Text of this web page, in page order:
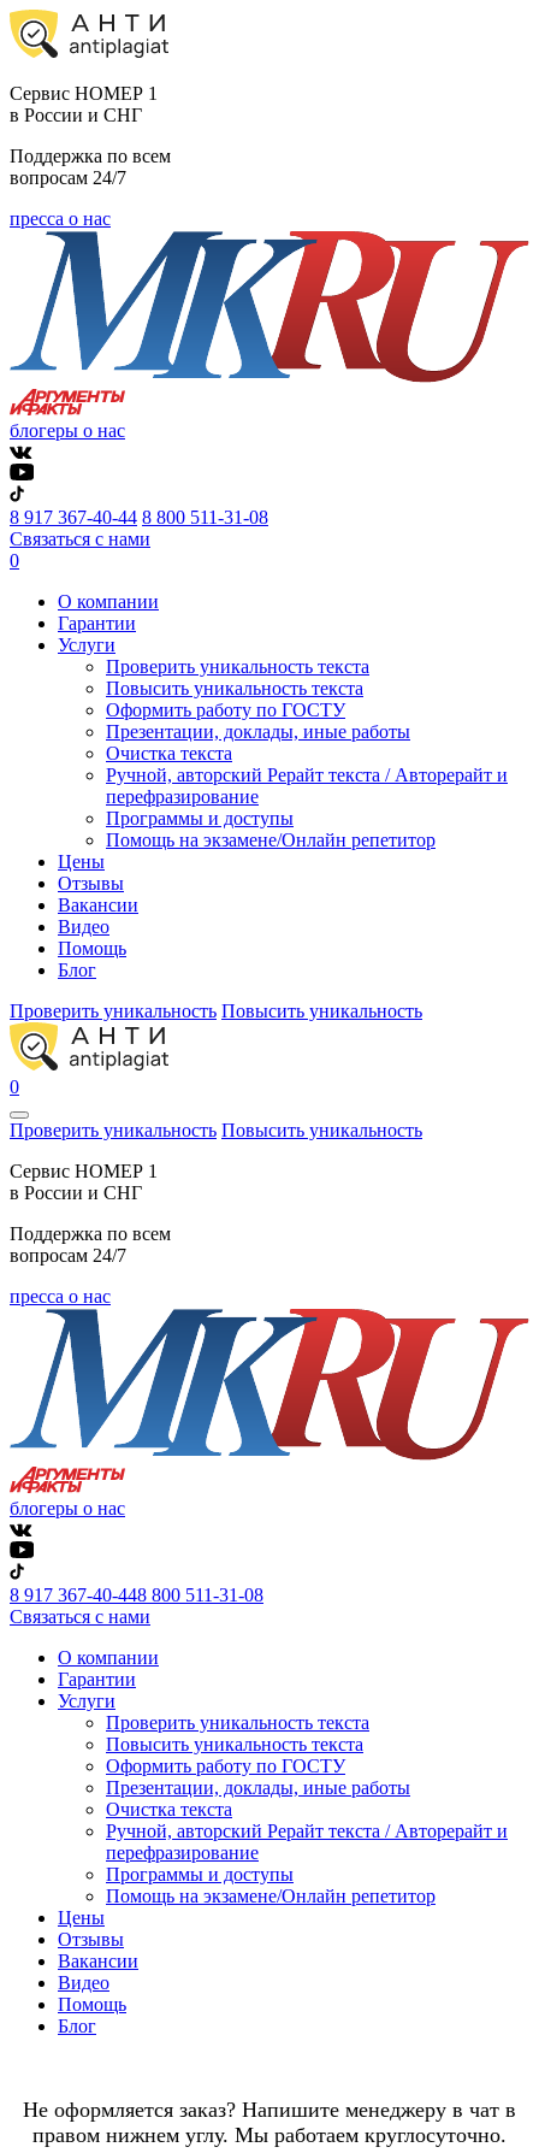
Cервис НОМЕР 1
в России и СНГ
Поддержка по всем
вопросам 24/7
пресса о нас
блогеры о нас
8 917 367-40-44 8 800 511-31-08
Связаться с нами
0
О компании
Гарантии
Услуги
Проверить уникальность текста
Повысить уникальность текста
Оформить работу по ГОСТУ
Презентации, доклады, иные работы
Очистка текста
Ручной, авторский Рерайт текста / Авторерайт и
перефразирование
Программы и доступы
Помощь на экзамене/Онлайн репетитор
Цены
Отзывы
Вакансии
Видео
Помощь
Блог
Проверить уникальность Повысить уникальность
0
Проверить уникальность Повысить уникальность
Cервис НОМЕР 1
в России и СНГ
Поддержка по всем
вопросам 24/7
пресса о нас
блогеры о нас
8 917 367-40-448 800 511-31-08
Связаться с нами
О компании
Гарантии
Услуги
Проверить уникальность текста
Повысить уникальность текста
Оформить работу по ГОСТУ
Презентации, доклады, иные работы
Очистка текста
Ручной, авторский Рерайт текста / Авторерайт и
перефразирование
Программы и доступы
Помощь на экзамене/Онлайн репетитор
Цены
Отзывы
Вакансии
Видео
Помощь
Блог
Не оформляется заказ? Напишите менеджеру в чат в
правом нижнем углу. Мы работаем круглосуточно.